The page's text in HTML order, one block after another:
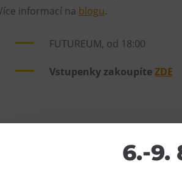
informací na blogu.
FUTUREUM, od 18:00
Vstupenky zakoupíteZDE
6.-9.